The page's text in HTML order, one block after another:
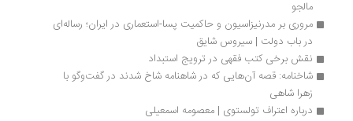
مروری بر مدرنیزاسیون و حاکمیت پسا-استعماری در ایران؛ رساله‌ای
در باب دولت | سیروس شایق
نقش برخی کتب فقهی در ترویج استبداد
شاخنامه: قصه آن‌هایی که در شاهنامه شاخ شدند در گفت‌وگو با
زهرا شاهی
درباره اعتراف تولستوی | معصومه اسمعیلی